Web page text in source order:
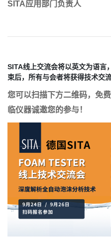
SITA应用部门负责人
SITA线上交流会将以英文为语言
束后，所有与会者将获得技术交
您可以扫描下方二维码，免
临仪器诚邀您的参与！